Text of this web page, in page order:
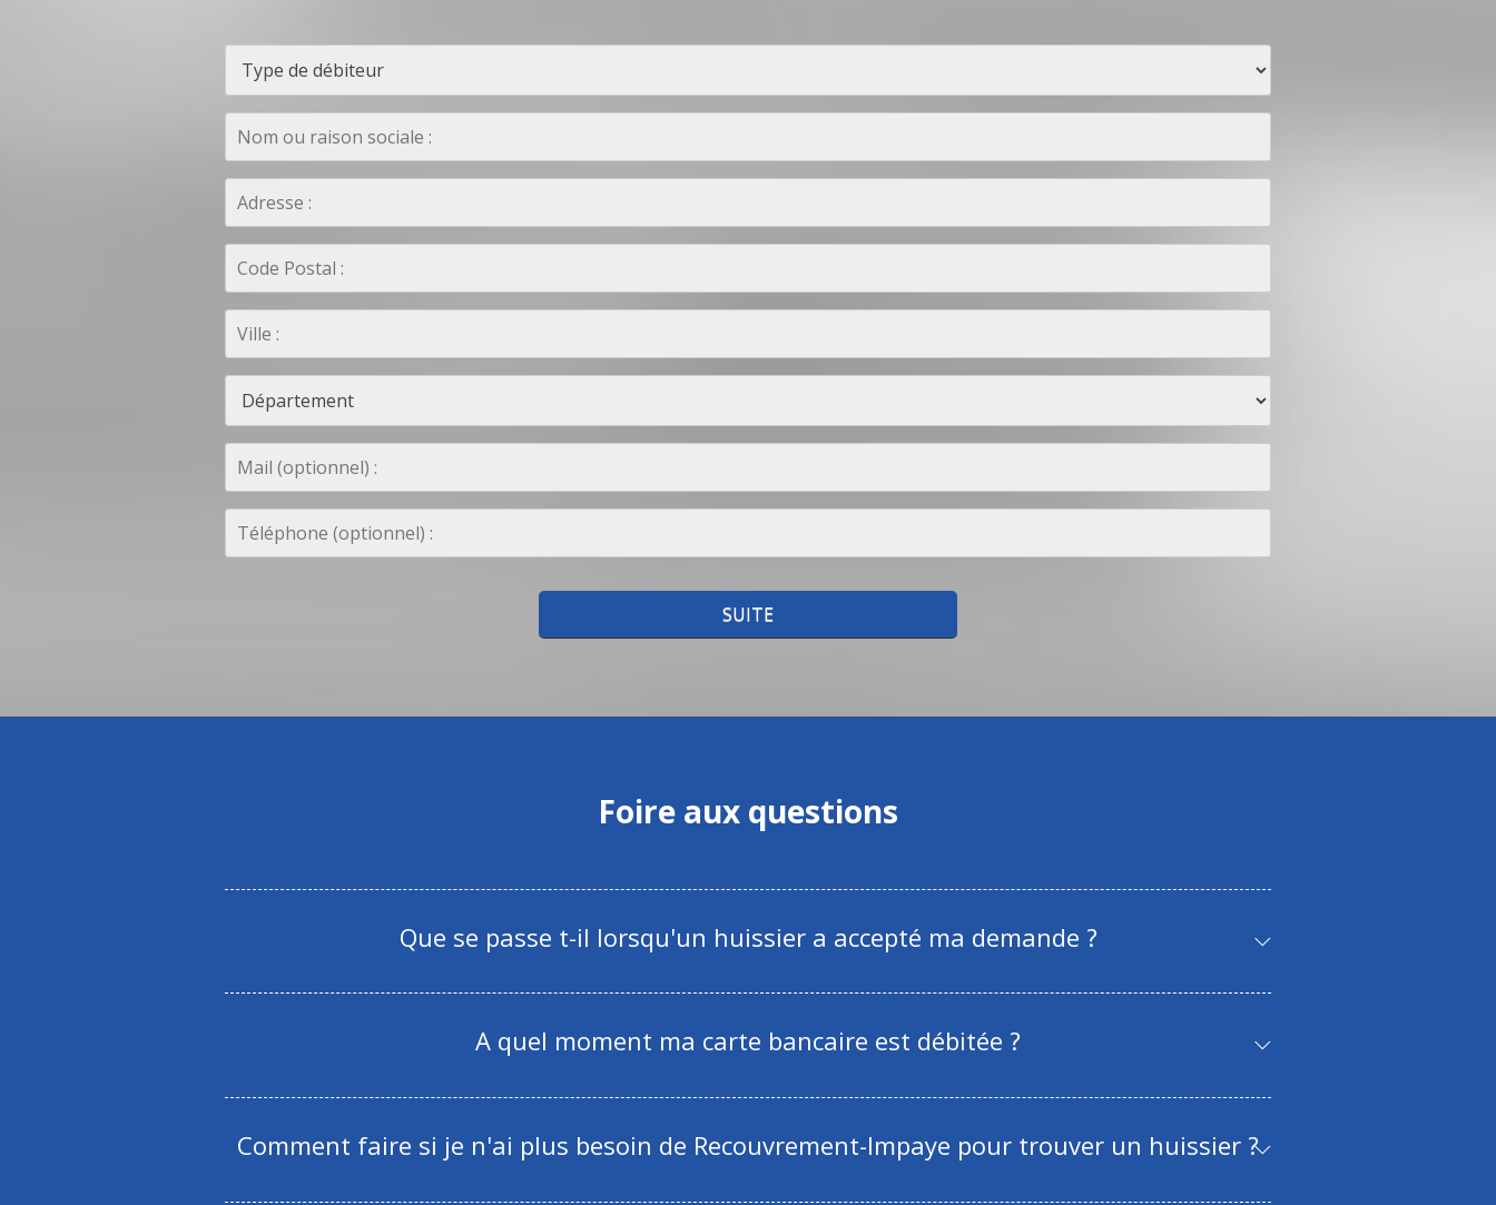
SUITE
Foire aux questions
Que se passe t-il lorsqu'un huissier a accepté ma demande ?
A quel moment ma carte bancaire est débitée ?
Comment faire si je n'ai plus besoin de Recouvrement-Impaye pour trouver un huissier ?